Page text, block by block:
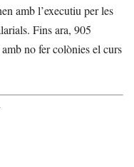
amb l’executiu per les
Fins ara, 905
no fer colònies el curs